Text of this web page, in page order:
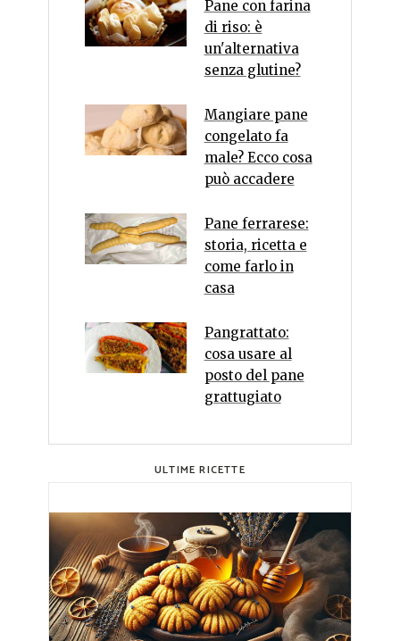
Pane con farina
di riso: è
un'alternativa
senza glutine?
Mangiare pane
congelato fa
male? Ecco cosa
può accadere
Pane ferrarese:
storia, ricetta e
come farlo in
casa
Pangrattato:
cosa usare al
posto del pane
grattugiato
ULTIME RICETTE